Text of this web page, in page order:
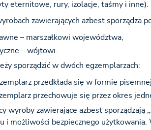
eternitowe, rury, izolacje, taśmy i inne).
zawierających azbest sporządza
– marszałkowi województwa,
– wójtowi.
sporządzić w dwóch egzemplarzach:
przedkłada się w formie
przechowuje się przez okres
wyroby zawierające azbest sporządzają „
i możliwości bezpiecznego